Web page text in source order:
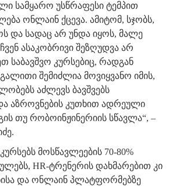
სამყარო უსწრაფესი ტემპით
ონლაინ ქცევა. ამიტომ, სჯობს,
და სადაც არ უნდა იყოს, მალე
ასაკობრივი შეზღუდვა არ
საბავშვო კურსებიც, რადგან
შემიძლია მოვიყვანო იმის,
აძლევს ბავშვებს
აზროვნების კუთხით ადრეული
თუ რობოინჟინერიის სწავლა“, –
მოსწავლეების 70-80%
HR-ტრენერის დახმარებით კი
და ონლაინ პლატფორმებზე